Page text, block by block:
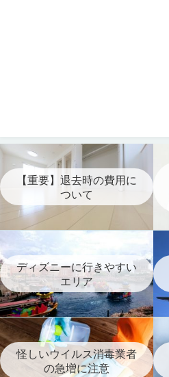
【重要】退去時の費用に
ついて
ディズニーに行きやすい
エリア
怪しいウイルス消毒業者
の急増に注意